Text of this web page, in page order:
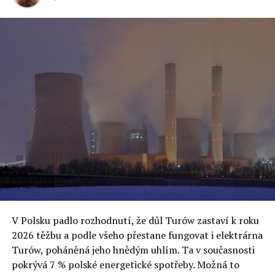
že 100 miliard PLN (mezinárodní zkratka pro polské
částka, kde bylo podáno oznámení státnímu
systémem“. Kontroly dále probíhají u 90 subjektů, dodal
ministr.
„Myslím, že je to cynické chování Donalda Tuska, který
oslovuje své voliče, bublinu šílenců, kteří mu všechno
uvěří a nebudou se ptát na podrobnosti,“ řekl Rafał
Ziemkiewicz, redaktor týdeníku Do Rzeczy a ironicky
dodal: „Když se nynějšímu vedení státního hřebčince
podařilo prodat na aukci 10 plemenných koní za 600
000 euro, bylo to provládními médii oslavované jako
velký úspěch. Za vlády PiS se 14 koní prodalo za 2,5
milionu euro, což bylo stejnou mediální partou
V Polsku padlo rozhodnutí, že důl Turów zastaví k roku
2026 těžbu a podle všeho přestane fungovat i elektrárna
Turów, poháněná jeho hnědým uhlím. Ta v současnosti
pokrývá 7 % polské energetické spotřeby. Možná to